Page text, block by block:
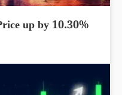
up by 10.30%